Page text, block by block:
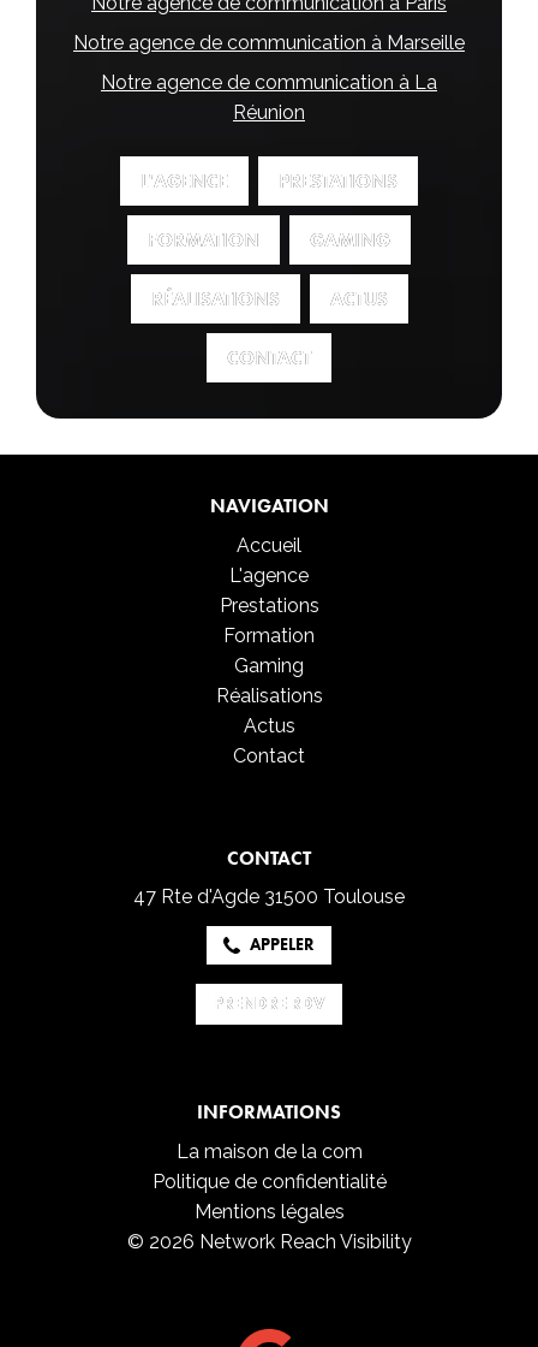
Notre agence de communication à Marseille
Notre agence de communication à La
Réunion
L'AGENCE
L'AGENCE PRESTATIONS
PRESTATIONS
FORMATION
FORMATION GAMING
GAMING
RÉALISATIONS
RÉALISATIONS ACTUS
ACTUS
CONTACT
CONTACT
NAVIGATION
Accueil
L'agence
Prestations
Formation
Gaming
Réalisations
Actus
Contact
CONTACT
47 Rte d'Agde 31500 Toulouse
APPELER
PRENDRE RDV
PRENDRE RDV
INFORMATIONS
La maison de la com
Politique de confidentialité
Mentions légales
© 2026 Network Reach Visibility